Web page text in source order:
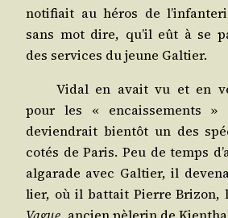
noti­fiait au héros de
sans mot dire, qu’il eût à se
des ser­vices du jeune Galtier.
Vidal en avait vu et en
pour les « encais­se­ments »
devien­drait bien­tôt un des
cotés de Paris. Peu de temps
alga­rade avec Gal­tier, il
lier, où il bat­tait Pierre Bri­zon,